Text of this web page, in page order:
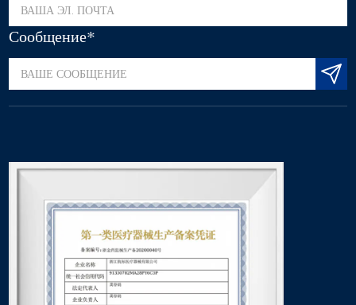
Сообщение*